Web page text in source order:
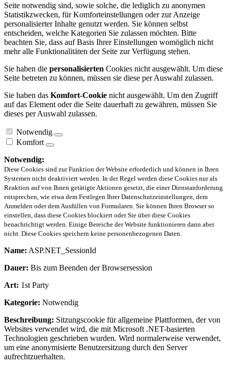
Seite notwendig sind, sowie solche, die lediglich zu anonymen
Statistikzwecken, für Komforteinstellungen oder zur Anzeige
personalisierter Inhalte genutzt werden. Sie können selbst
entscheiden, welche Kategorien Sie zulassen möchten. Bitte
beachten Sie, dass auf Basis Ihrer Einstellungen womöglich nicht
mehr alle Funktionalitäten der Seite zur Verfügung stehen.
Sie haben die personalisierten Cookies nicht ausgewählt. Um diese
Seite betreten zu können, müssen sie diese per Auswahl zulassen.
Sie haben das Komfort-Cookie nicht ausgewählt. Um den Zugriff
auf das Element oder die Seite dauerhaft zu gewähren, müssen Sie
dieses per Auswahl zulassen.
Notwendig
Komfort
Notwendig:
Diese Cookies sind zur Funktion der Website erforderlich und können in Ihren
Systemen nicht deaktiviert werden. In der Regel werden diese Cookies nur als
Reaktion auf von Ihnen getätigte Aktionen gesetzt, die einer Dienstanforderung
entsprechen, wie etwa dem Festlegen Ihrer Datenschutzeinstellungen, dem
Anmelden oder dem Ausfüllen von Formularen. Sie können Ihren Browser so
einstellen, dass diese Cookies blockiert oder Sie über diese Cookies
benachrichtigt werden. Einige Bereiche der Website funktionieren dann aber
nicht. Diese Cookies speichern keine personenbezogenen Daten.
Name: ASP.NET_SessionId
Dauer: Bis zum Beenden der Browsersession
Art: 1st Party
Kategorie: Notwendig
Beschreibung: Sitzungscookie für allgemeine Plattformen, der von
Websites verwendet wird, die mit Microsoft .NET-basierten
Technologien geschrieben wurden. Wird normalerweise verwendet,
um eine anonymisierte Benutzersitzung durch den Server
aufrechtzuerhalten.